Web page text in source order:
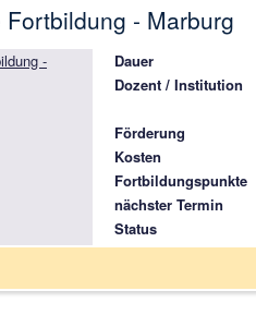
- Marburg
Dauer
Dozent / Institution
Förderung
Kosten
Fortbildungspunkte
nächster Termin
Status